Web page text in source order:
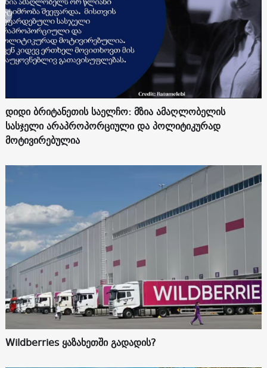
დიდი ბრიტანეთის საელჩო: მზია ამაღლობელის
სასჯელი არაპროპორციული და პოლიტიკურად
მოტივირებულია
Wildberries ყაზახეთში გადადის?